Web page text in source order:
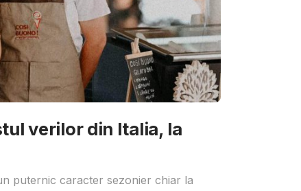
verilor din Italia, la
puternic caracter sezonier chiar la